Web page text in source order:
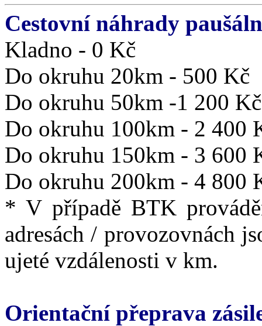
Cestovní náhrady
Kladno - 0 Kč
Do okruhu 20km - 500 Kč
Do okruhu 50km -1 200 Kč
Do okruhu 100km - 2 400
Do okruhu 150km - 3 600
Do okruhu 200km - 4 800
* V případě BTK
adresách / provozovnách
ujeté vzdálenosti v km.
Orientační přeprava